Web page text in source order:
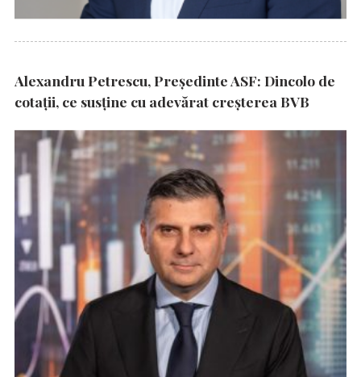
Alexandru Petrescu, Președinte ASF: Dincolo de
cotații, ce susține cu adevărat creșterea BVB